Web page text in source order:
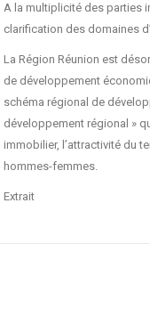
A la multiplicité des parties
clarification des domaines
La Région Réunion est
de développement
schéma régional de
développement régional »
immobilier, l’attractivité du
hommes-femmes.
Extrait